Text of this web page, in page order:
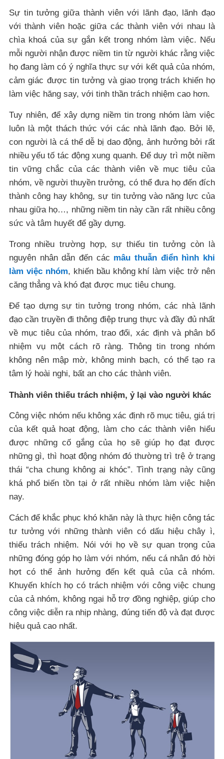
Sự tin tưởng giữa thành viên với lãnh đạo, lãnh đạo
với thành viên hoặc giữa các thành viên với nhau là
chìa khoá của sự gắn kết trong nhóm làm việc. Nếu
mỗi người nhận được niềm tin từ người khác rằng việc
họ đang làm có ý nghĩa thực sự với kết quả của nhóm,
cảm giác được tin tưởng và giao trọng trách khiến họ
làm việc hăng say, với tinh thần trách nhiệm cao hơn.
Tuy nhiên, để xây dựng niềm tin trong nhóm làm việc
luôn là một thách thức với các nhà lãnh đạo. Bởi lẽ,
con người là cá thể dễ bị dao động, ảnh hưởng bởi rất
nhiều yếu tố tác động xung quanh. Để duy trì một niềm
tin vững chắc của các thành viên về mục tiêu của
nhóm, về người thuyền trưởng, có thể đưa họ đến đích
thành công hay không, sự tin tưởng vào năng lực của
nhau giữa họ…, những niềm tin này cần rất nhiều công
sức và tâm huyết để gầy dựng.
Trong nhiều trường hợp, sự thiếu tin tưởng còn là
nguyên nhân dẫn đến các mâu thuẫn điển hình khi
làm việc nhóm, khiến bầu không khí làm việc trở nên
căng thẳng và khó đạt được mục tiêu chung.
Để tạo dựng sự tin tưởng trong nhóm, các nhà lãnh
đạo cần truyền đi thông điệp trung thực và đầy đủ nhất
về mục tiêu của nhóm, trao đổi, xác định và phân bổ
nhiệm vụ một cách rõ ràng. Thông tin trong nhóm
không nên mập mờ, không minh bạch, có thể tạo ra
tâm lý hoài nghi, bất an cho các thành viên.
Thành viên thiếu trách nhiệm, ỷ lại vào người khác
Công việc nhóm nếu không xác định rõ mục tiêu, giá trị
của kết quả hoạt động, làm cho các thành viên hiểu
được những cố gắng của họ sẽ giúp họ đạt được
những gì, thì hoạt động nhóm đó thường trì trệ ở trạng
thái “cha chung không ai khóc”. Tình trạng này cũng
khá phổ biến tồn tại ở rất nhiều nhóm làm việc hiện
nay.
Cách để khắc phục khó khăn này là thực hiện công tác
tư tưởng với những thành viên có dấu hiệu chây ì,
thiếu trách nhiệm. Nói với họ về sự quan trọng của
những đóng góp họ làm với nhóm, nếu cá nhân đó hời
hợt có thể ảnh hưởng đến kết quả của cả nhóm.
Khuyến khích họ có trách nhiệm với công việc chung
của cả nhóm, không ngại hỗ trợ đồng nghiệp, giúp cho
công việc diễn ra nhịp nhàng, đúng tiến độ và đạt được
hiệu quả cao nhất.